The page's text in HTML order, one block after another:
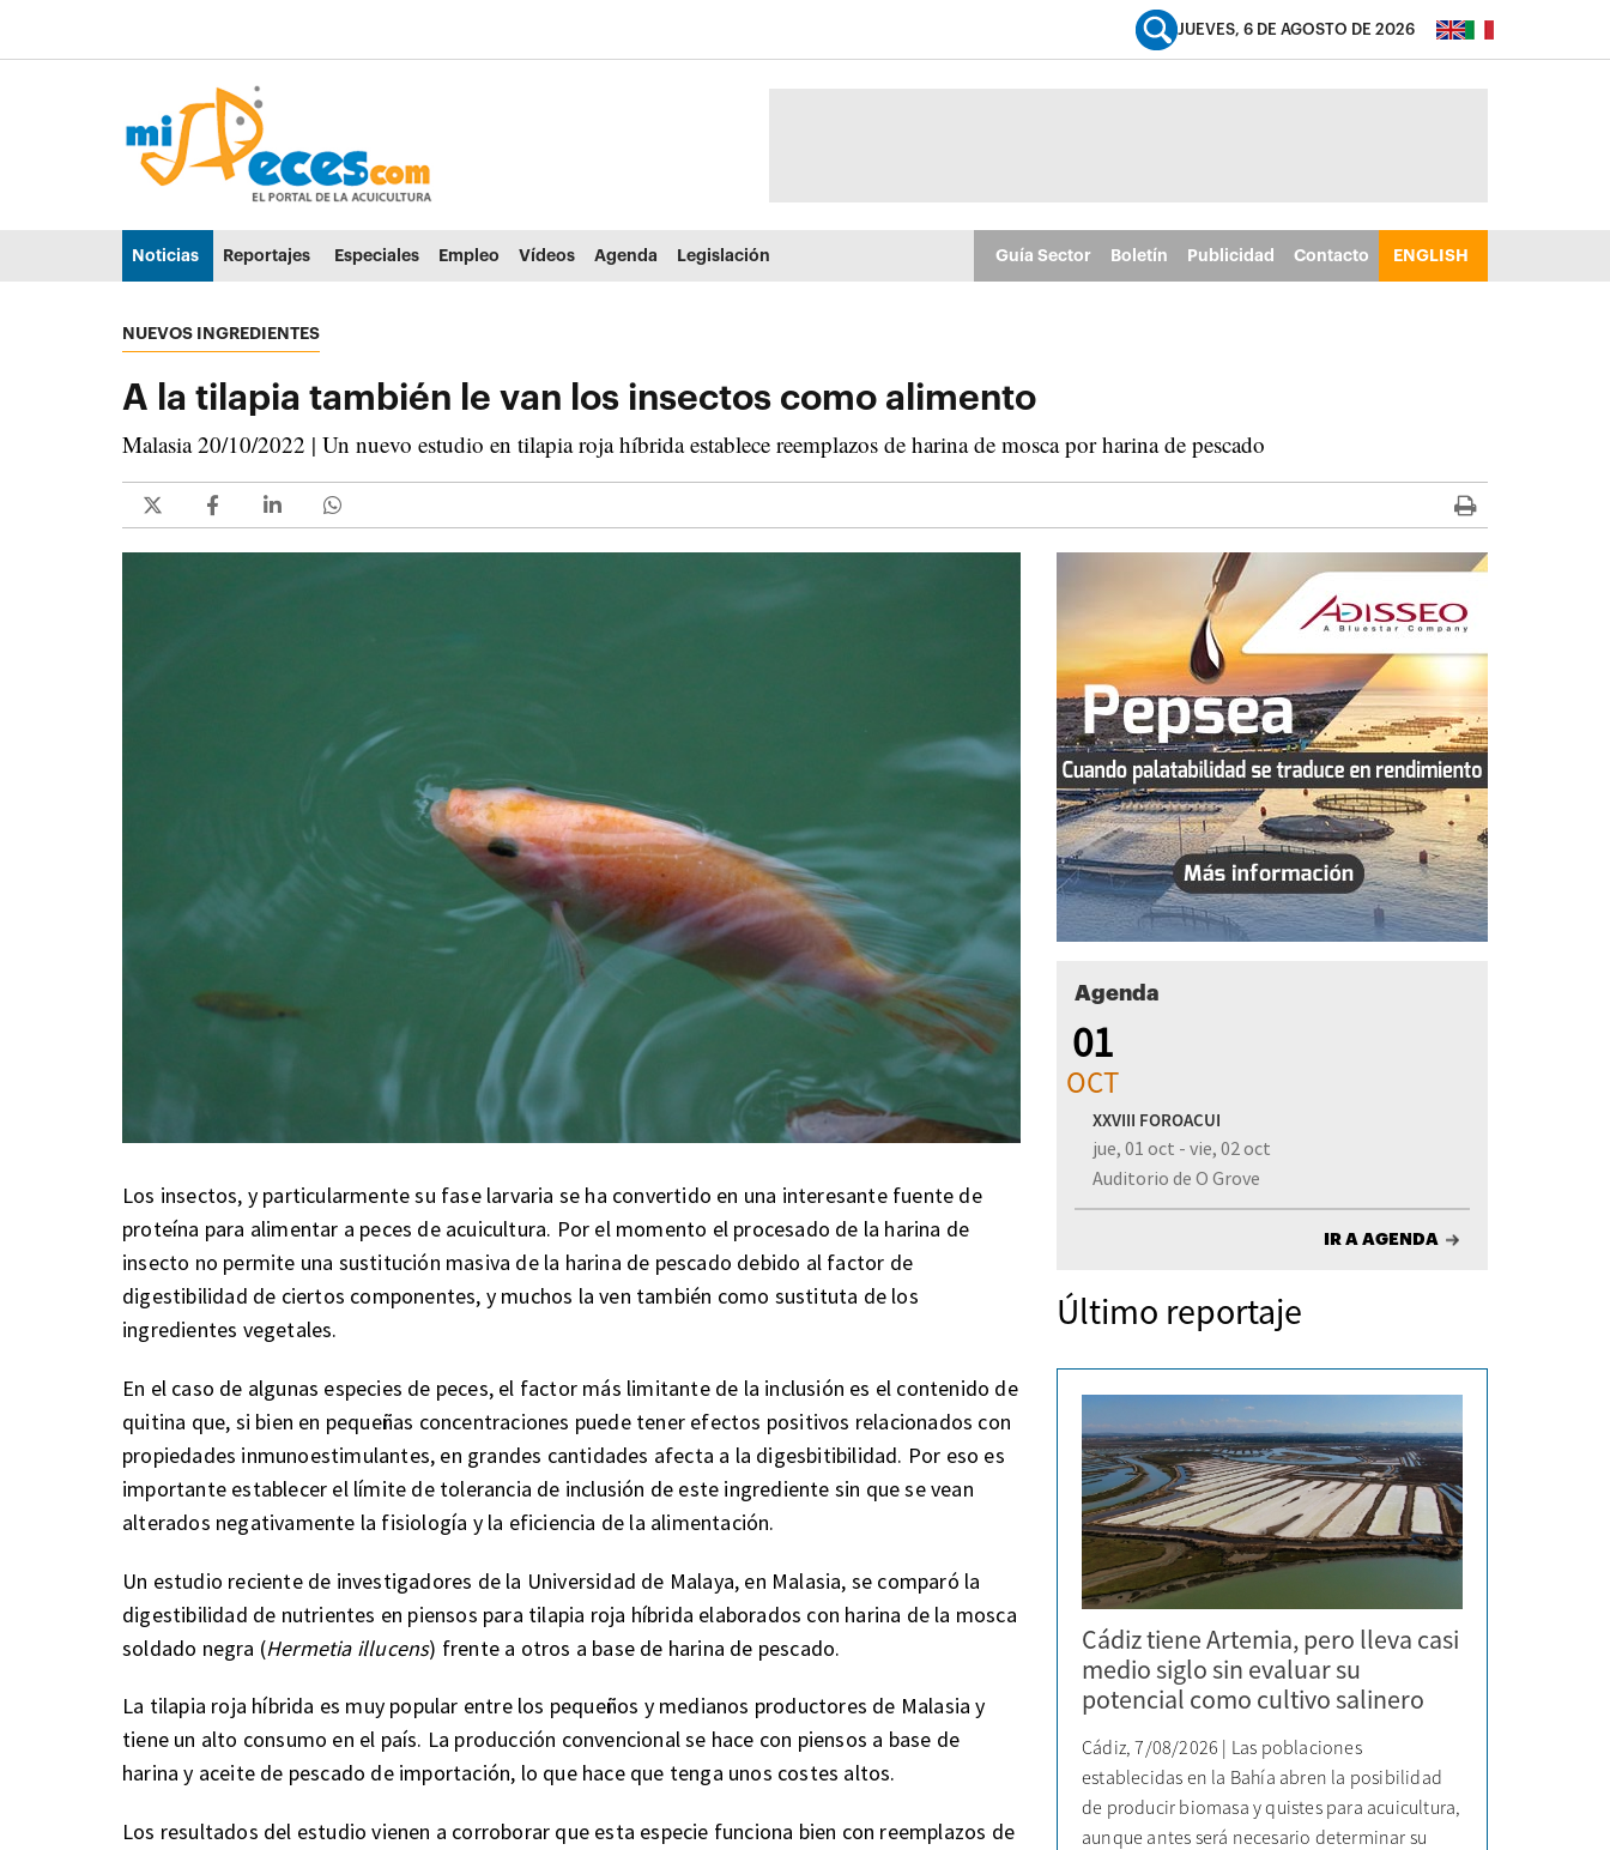
Ir al menú principal (alt + u)
JUEVES, 6 DE AGOSTO DE 2026
Noticias Reportajes Especiales Empleo Vídeos Agenda Legislación Guía Sector Boletín Publicidad Contacto ENGLISH
NUEVOS INGREDIENTES
A la tilapia también le van los insectos como alimento
Malasia 20/10/2022 | Un nuevo estudio en tilapia roja híbrida establece reemplazos de harina de mosca por harina de pescado
Los insectos, y particularmente su fase larvaria se ha convertido en una interesante fuente de
proteína para alimentar a peces de acuicultura. Por el momento el procesado de la harina de
insecto no permite una sustitución masiva de la harina de pescado debido al factor de
digestibilidad de ciertos componentes, y muchos la ven también como sustituta de los
ingredientes vegetales.
En el caso de algunas especies de peces, el factor más limitante de la inclusión es el contenido de
quitina que, si bien en pequeñas concentraciones puede tener efectos positivos relacionados con
propiedades inmunoestimulantes, en grandes cantidades afecta a la digesbitibilidad. Por eso es
importante establecer el límite de tolerancia de inclusión de este ingrediente sin que se vean
alterados negativamente la fisiología y la eficiencia de la alimentación.
Un estudio reciente de investigadores de la Universidad de Malaya, en Malasia, se comparó la
digestibilidad de nutrientes en piensos para tilapia roja híbrida elaborados con harina de la mosca
soldado negra (Hermetia illucens) frente a otros a base de harina de pescado.
La tilapia roja híbrida es muy popular entre los pequeños y medianos productores de Malasia y
tiene un alto consumo en el país. La producción convencional se hace con piensos a base de
harina y aceite de pescado de importación, lo que hace que tenga unos costes altos.
Los resultados del estudio vienen a corroborar que esta especie funciona bien con reemplazos de
Agenda
01
OCT
XXVIII FOROACUI
jue, 01 oct - vie, 02 oct
Auditorio de O Grove
IR A AGENDA
Último reportaje
Cádiz tiene Artemia, pero lleva casi
medio siglo sin evaluar su
potencial como cultivo salinero
Cádiz, 7/08/2026 | Las poblaciones
establecidas en la Bahía abren la posibilidad
de producir biomasa y quistes para acuicultura,
aunque antes será necesario determinar su